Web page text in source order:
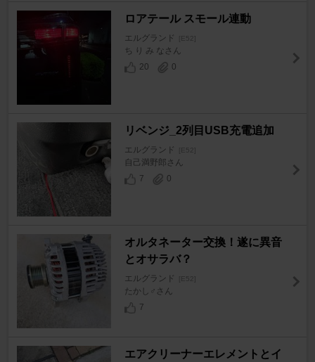
ロアテール スモール連動
エルグランド [E52]
ち り み なさん
20
0
リベンジ_2列目USB充電追加
エルグランド [E52]
自己満野郎さん
7
0
オルタネーター交換！遂に異音
とオサラバ？
エルグランド [E52]
たかし♂さん
7
エアクリーナーエレメントとイ